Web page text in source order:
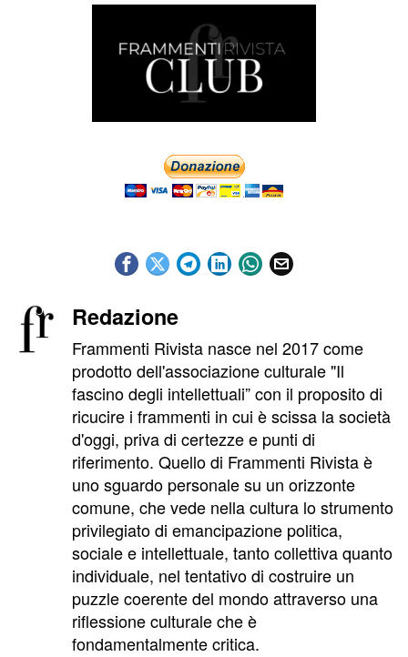
Redazione
Frammenti Rivista nasce nel 2017 come
prodotto dell'associazione culturale "Il
fascino degli intellettuali” con il proposito di
ricucire i frammenti in cui è scissa la società
d'oggi, priva di certezze e punti di
riferimento. Quello di Frammenti Rivista è
uno sguardo personale su un orizzonte
comune, che vede nella cultura lo strumento
privilegiato di emancipazione politica,
sociale e intellettuale, tanto collettiva quanto
individuale, nel tentativo di costruire un
puzzle coerente del mondo attraverso una
riflessione culturale che è
fondamentalmente critica.